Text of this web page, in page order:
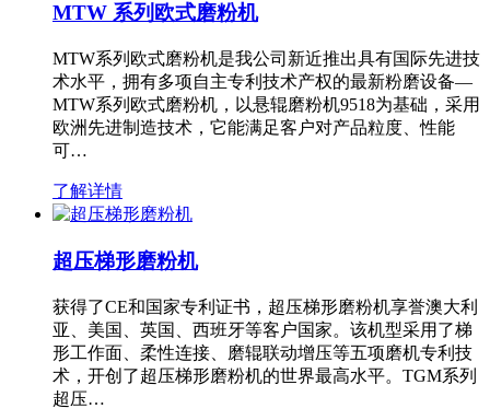
MTW 系列欧式磨粉机
MTW系列欧式磨粉机是我公司新近推出具有国际先进技
术水平，拥有多项自主专利技术产权的最新粉磨设备—
MTW系列欧式磨粉机，以悬辊磨粉机9518为基础，采用
欧洲先进制造技术，它能满足客户对产品粒度、性能
可…
了解详情
超压梯形磨粉机
获得了CE和国家专利证书，超压梯形磨粉机享誉澳大利
亚、美国、英国、西班牙等客户国家。该机型采用了梯
形工作面、柔性连接、磨辊联动增压等五项磨机专利技
术，开创了超压梯形磨粉机的世界最高水平。TGM系列
超压…